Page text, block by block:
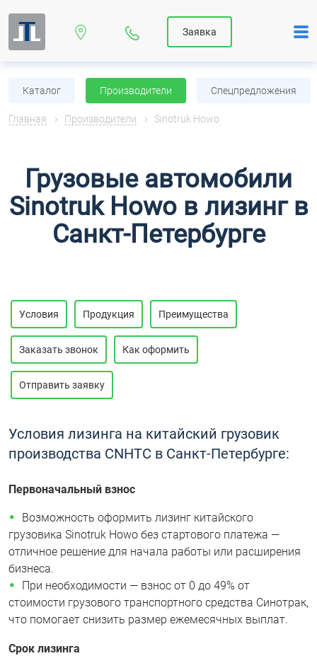
Заявка
Каталог Производители Спецпредложения
Главная Производители Sinotruk Howo
Грузовые автомобили
Sinotruk Howo в лизинг в
Санкт-Петербурге
Условия Продукция Преимущества
Заказать звонок Как оформить
Отправить заявку
Условия лизинга на китайский грузовик
производства CNHTC в Санкт-Петербурге:
Первоначальный взнос
Возможность оформить лизинг китайского
грузовика Sinotruk Howo без стартового платежа —
отличное решение для начала работы или расширения
бизнеса.
При необходимости — взнос от 0 до 49% от
стоимости грузового транспортного средства Синотрак,
что помогает снизить размер ежемесячных выплат.
Срок лизинга